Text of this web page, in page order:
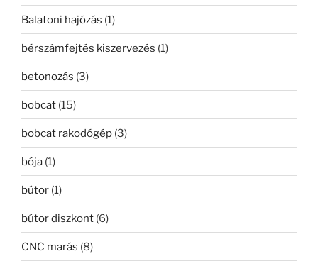
Balatoni hajózás (1)
bérszámfejtés kiszervezés (1)
betonozás (3)
bobcat (15)
bobcat rakodógép (3)
bója (1)
bútor (1)
bútor diszkont (6)
CNC marás (8)